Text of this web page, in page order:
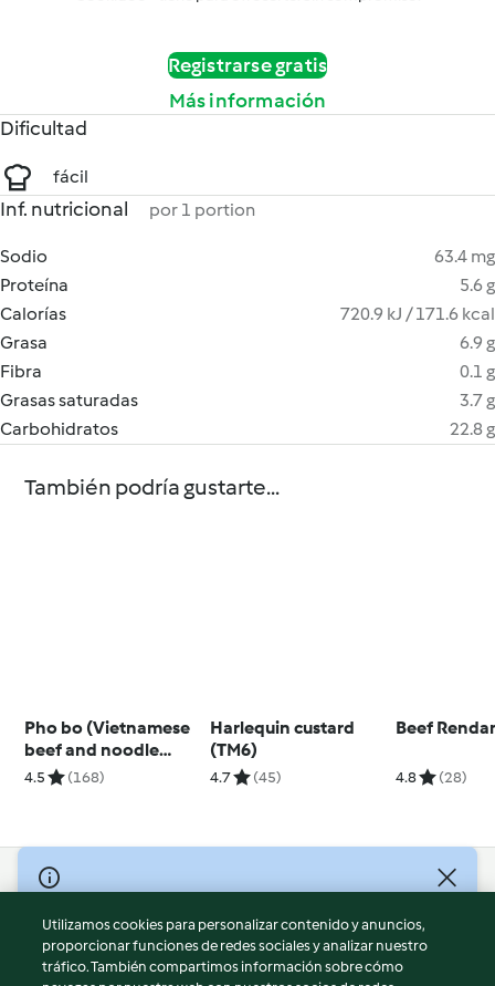
Registrarse gratis
Más información
Dificultad
fácil
Inf. nutricional por 1 portion
Sodio
63.4 mg
Proteína
5.6 g
Calorías
720.9 kJ / 171.6 kcal
Grasa
6.9 g
Fibra
0.1 g
Grasas saturadas
3.7 g
Carbohidratos
22.8 g
También podría gustarte...
Pho bo (Vietnamese
beef and noodle
soup)
4.5 (168)
Harlequin custard
(TM6)
4.7 (45)
Beef
4.8 (28)
© Copyright 2026
Términos de uso
Política de privacidad
Utilizamos cookies para personalizar contenido y anuncios,
proporcionar funciones de redes sociales y analizar nuestro
tráfico. También compartimos información sobre cómo